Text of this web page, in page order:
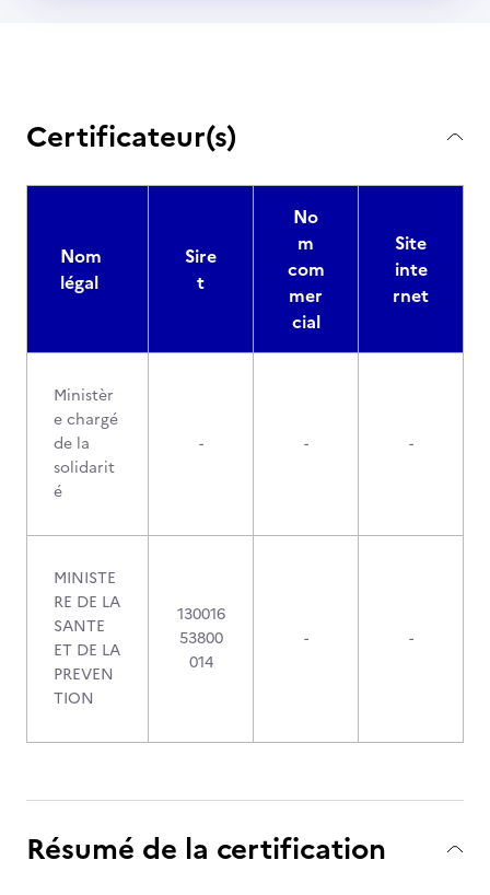
Certificateur(s)
Nom
légal
Sire
t
No
m
com
mer
cial
Site
inte
rnet
Ministèr
e chargé
de la
solidarit
é
- - -
MINISTE
RE DE LA
SANTE
ET DE LA
PREVEN
TION
130016
53800
014
- -
Résumé de la certification